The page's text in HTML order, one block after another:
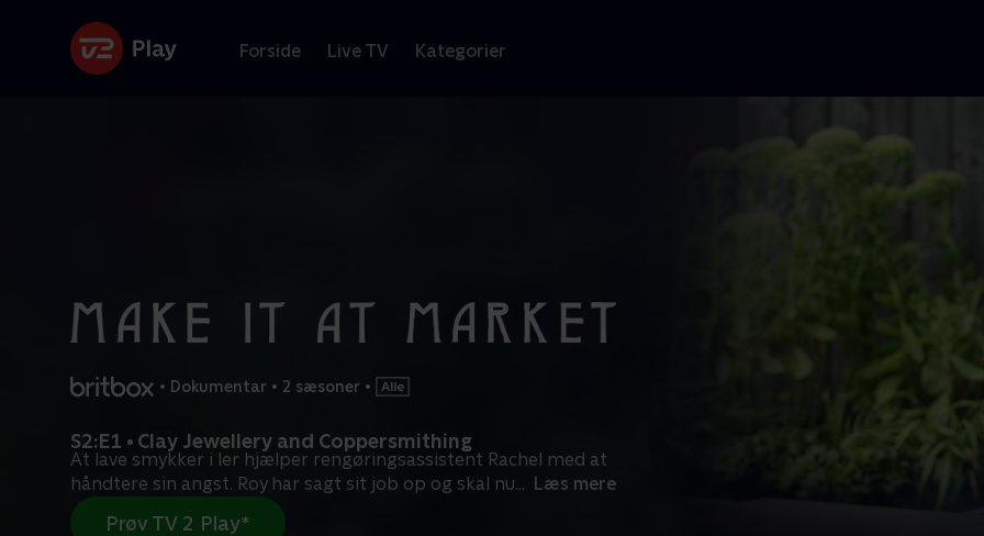
Forside Live TV Kategorier
• Dokumentar • 2 sæsoner •
S2:E1 • Clay Jewellery and Coppersmithing
At lave smykker i ler hjælper rengøringsassistent Rachel med at
håndtere sin angst. Roy har sagt sit job op og skal nu... Læs mere
Prøv TV 2 Play*